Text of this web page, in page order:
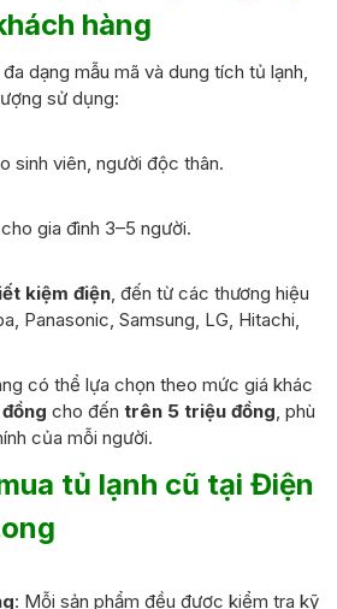
hàng
dạng mẫu mã và dung tích tủ lạnh,
sử dụng:
sinh viên, người độc thân.
cho gia đình 3–5 người.
kiệm điện, đến từ các thương hiệu
Panasonic, Samsung, LG, Hitachi,
có thể lựa chọn theo mức giá khác
cho đến trên 5 triệu đồng, phù
của mỗi người.
tủ lạnh cũ tại Điện
: Mỗi sản phẩm đều được kiểm tra kỹ